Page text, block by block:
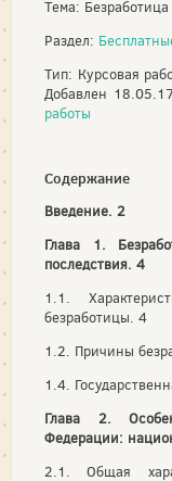
Тема:
Раздел:
Тип: Курсовая
Добавлен
работы
Содержание
Введение. 2
Глава 1.
последствия. 4
1.1.
безработицы. 4
1.2. Причины
1.4.
Глава 2.
Федерации:
2.1. Общая